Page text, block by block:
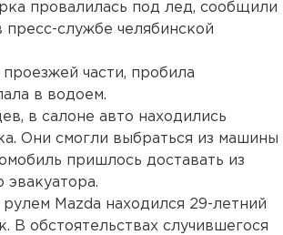
провалилась под лед, сообщили
пресс-службе челябинской
проезжей части, пробила
в водоем.
в салоне авто находились
Они смогли выбраться из машины
пришлось доставать из
рулем Mazda находился 29-летний
В обстоятельствах случившегося